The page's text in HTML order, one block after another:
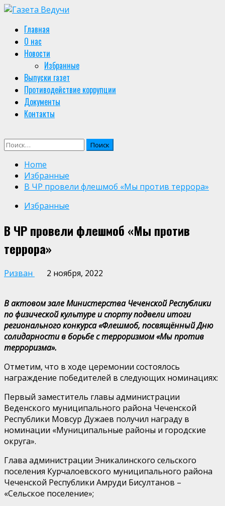
Skip
content
Primary
Menu
Главная
О нас
Новости
Избранные
Выпуски газет
Противодействие коррупции
Документы
Контакты
Найти:
Home
Избранные
В ЧР провели флешмоб «Мы против террора»
Избранные
В ЧР провели флешмоб «Мы против
террора»
Ризван 2 ноября, 2022
В актовом зале Министерства Чеченской Республики
по физической культуре и спорту подвели итоги
регионального конкурса «Флешмоб, посвящённый Дню
солидарности в борьбе с терроризмом «Мы против
терроризма».
Отметим, что в ходе церемонии состоялось
награждение победителей в следующих номинациях:
Первый заместитель главы администрации
Веденского муниципального района Чеченской
Республики Мовсур Дужаев получил награду в
номинации «Муниципальные районы и городские
округа».
Глава администрации Эникалинского сельского
поселения Курчалоевского муниципального района
Чеченской Республики Амруди Бисултанов –
«Сельское поселение»;